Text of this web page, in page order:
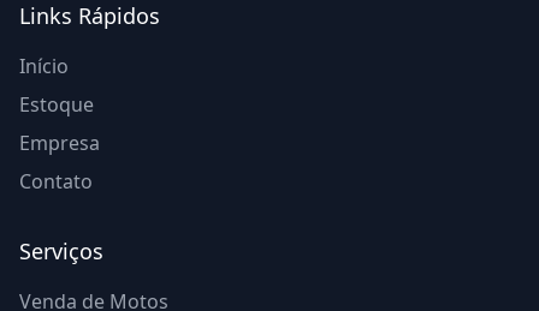
Links Rápidos
Início
Estoque
Empresa
Contato
Serviços
Venda de Motos